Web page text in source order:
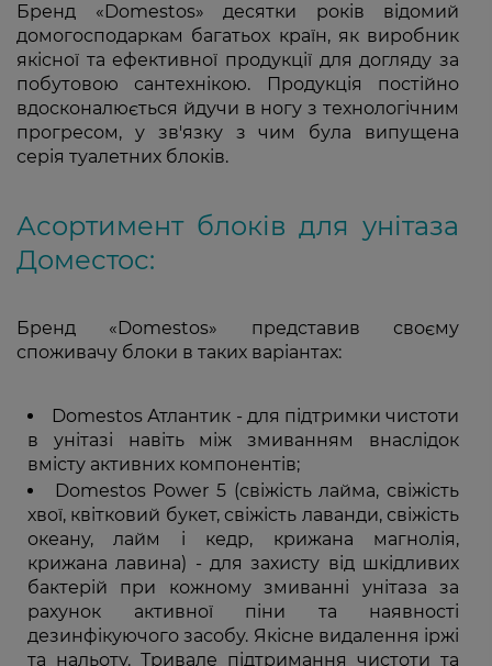
Бренд «Domestos» десятки років відомий
домогосподаркам багатьох країн, як виробник
якісної та ефективної продукції для догляду за
побутовою сантехнікою. Продукція постійно
вдосконалюється йдучи в ногу з технологічним
прогресом, у зв'язку з чим була випущена
серія туалетних блоків.
Асортимент блоків для унітаза
Доместос:
Бренд «Domestos» представив своєму
споживачу блоки в таких варіантах:
Domestos Атлантик - для підтримки чистоти
в унітазі навіть між змиванням внаслідок
вмісту активних компонентів;
Domestos Power 5 (свіжість лайма, свіжість
хвої, квітковий букет, свіжість лаванди, свіжість
океану, лайм і кедр, крижана магнолія,
крижана лавина) - для захисту від шкідливих
бактерій при кожному змиванні унітаза за
рахунок активної піни та наявності
дезинфікуючого засобу. Якісне видалення іржі
та нальоту. Тривале підтримання чистоти та